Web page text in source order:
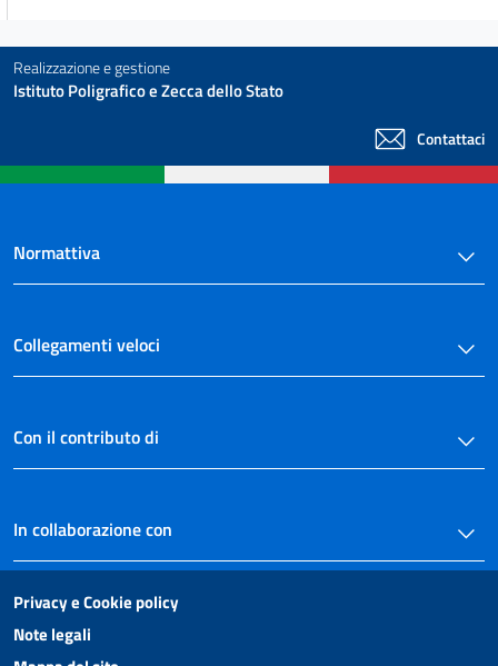
Realizzazione e gestione
Istituto Poligrafico e Zecca dello Stato
Contattaci
Normattiva
Collegamenti veloci
Con il contributo di
In collaborazione con
Privacy e Cookie policy
Note legali